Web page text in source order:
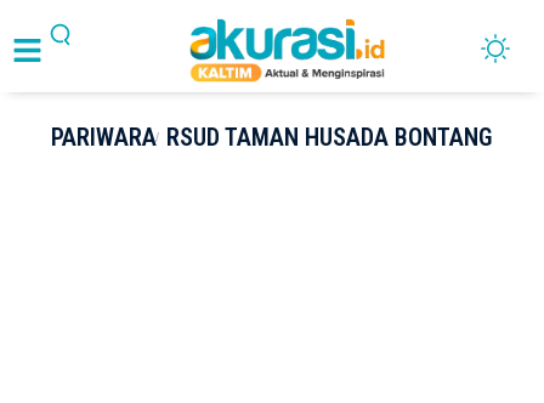
PARIWARA RSUD TAMAN HUSADA BONTANG